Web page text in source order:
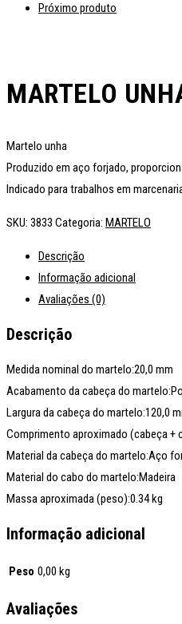
Próximo produto
MARTELO
Martelo unha
Produzido em aço forjado,
Indicado para trabalhos em
SKU: 3833 Categoria: MARTELO
Descrição
Informação adicional
Avaliações (0)
Descrição
Medida nominal do martelo:20,0 mm
Acabamento da cabeça do
Largura da cabeça do martelo:120,0
Comprimento aproximado (cabeça +
Material da cabeça do martelo:Aço
Material do cabo do martelo:Madeira
Massa aproximada (peso):0.34 kg
Informação adicional
Peso 0,00 kg
Avaliações